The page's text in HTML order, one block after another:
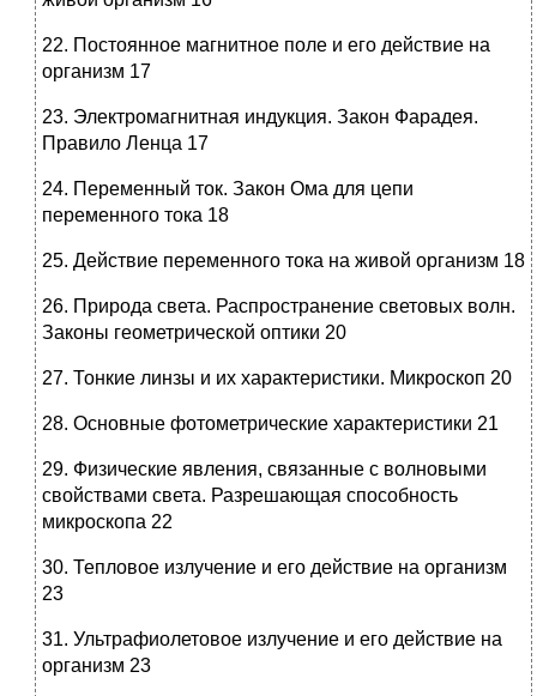
22. Постоянное магнитное поле и его действие на
организм 17
23. Электромагнитная индукция. Закон Фарадея.
Правило Ленца 17
24. Переменный ток. Закон Ома для цепи
переменного тока 18
25. Действие переменного тока на живой организм 18
26. Природа света. Распространение световых волн.
Законы геометрической оптики 20
27. Тонкие линзы и их характеристики. Микроскоп 20
28. Основные фотометрические характеристики 21
29. Физические явления, связанные с волновыми
свойствами света. Разрешающая способность
микроскопа 22
30. Тепловое излучение и его действие на организм
23
31. Ультрафиолетовое излучение и его действие на
организм 23